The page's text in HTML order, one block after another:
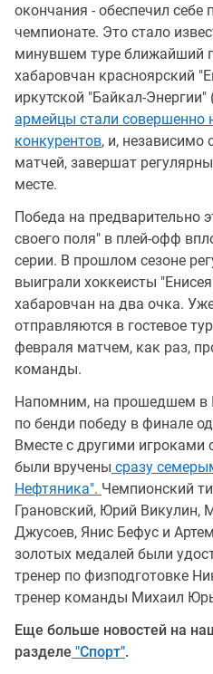
окончания - обеспечил себе
чемпионате. Это стало
минувшем туре ближайший
хабаровчан красноярский
иркутской "Байкал-
армейцы стали совершенно
конкурентов, и, независимо
матчей, завершат
месте.
Победа на предварительно
своего поля" в плей-офф
серии. В прошлом сезоне
выиграли хоккеисты
хабаровчан на два очка.
отправляются в гостевое
февраля матчем, как раз,
команды.
Напомним, на прошедшем в
по бенди победу в финале
Вместе с другими
были вручены сразу
Нефтяника". Чемпионский
Грановский, Юрий
Джусоев, Янис Бефус и
золотых медалей были
тренер по физподготовке
тренер команды Михаил
Еще больше новостей на
разделе "Спорт".